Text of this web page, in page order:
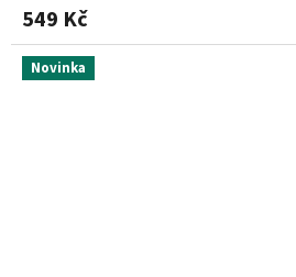
549 Kč
Novinka